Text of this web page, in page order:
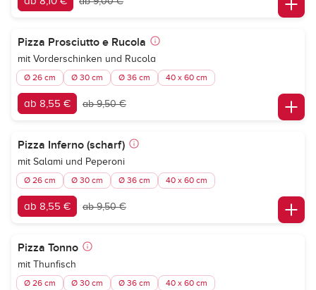
Pizza Prosciutto e Rucola
mit Vorderschinken und Rucola
Ø 26 cm Ø 30 cm Ø 36 cm 40 x 60 cm
ab 8,55 € ab 9,50 €
Pizza Inferno (scharf)
mit Salami und Peperoni
Ø 26 cm Ø 30 cm Ø 36 cm 40 x 60 cm
ab 8,55 € ab 9,50 €
Pizza Tonno
mit Thunfisch
Ø 26 cm Ø 30 cm Ø 36 cm 40 x 60 cm